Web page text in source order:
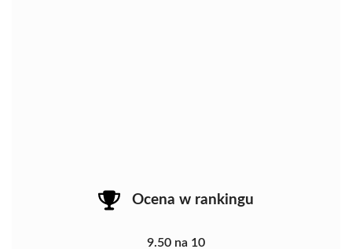
Ocena w rankingu
9.50 na 10